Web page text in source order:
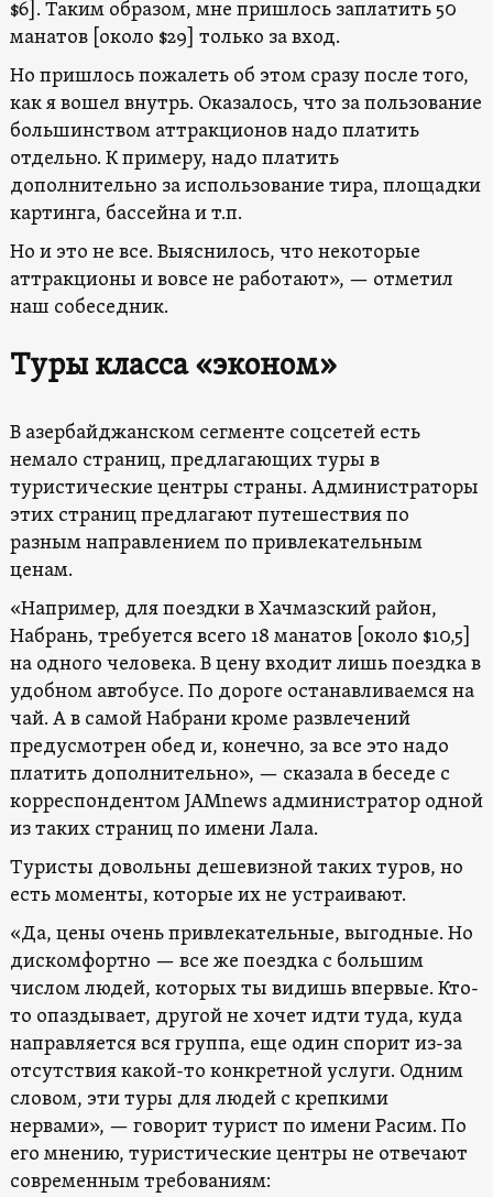
$6]. Таким образом, мне пришлось заплатить 50
манатов [около $29] только за вход.
Но пришлось пожалеть об этом сразу после того,
как я вошел внутрь. Оказалось, что за пользование
большинством аттракционов надо платить
отдельно. К примеру, надо платить
дополнительно за использование тира, площадки
картинга, бассейна и т.п.
Но и это не все. Выяснилось, что некоторые
аттракционы и вовсе не работают», — отметил
наш собеседник.
Туры класса «эконом»
В азербайджанском сегменте соцсетей есть
немало страниц, предлагающих туры в
туристические центры страны. Администраторы
этих страниц предлагают путешествия по
разным направлением по привлекательным
ценам.
«Например, для поездки в Хачмазский район,
Набрань, требуется всего 18 манатов [около $10,5]
на одного человека. В цену входит лишь поездка в
удобном автобусе. По дороге останавливаемся на
чай. А в самой Набрани кроме развлечений
предусмотрен обед и, конечно, за все это надо
платить дополнительно», — сказала в беседе с
корреспондентом JAMnews администратор одной
из таких страниц по имени Лала.
Туристы довольны дешевизной таких туров, но
есть моменты, которые их не устраивают.
«Да, цены очень привлекательные, выгодные. Но
дискомфортно — все же поездка с большим
числом людей, которых ты видишь впервые. Кто-
то опаздывает, другой не хочет идти туда, куда
направляется вся группа, еще один спорит из-за
отсутствия какой-то конкретной услуги. Одним
словом, эти туры для людей с крепкими
нервами», — говорит турист по имени Расим. По
его мнению, туристические центры не отвечают
современным требованиям: